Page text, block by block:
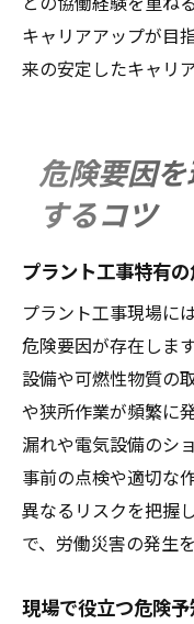
キャリアアップが目
来の安定したキャリ
危険要因
するコツ
プラント工事特有
プラント工事現場に
危険要因が存在しま
設備や可燃性物質の
や狭所作業が頻繁に
漏れや電気設備のシ
事前の点検や適切な
異なるリスクを把握
で、労働災害の発生
現場で役立つ危険